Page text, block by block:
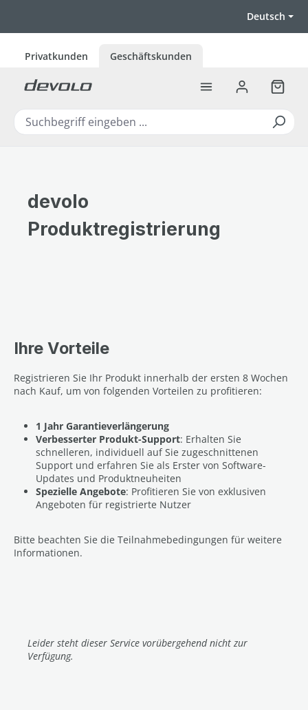
Deutsch
Privatkunden Geschäftskunden
devolo
Produktregistrierung
Ihre Vorteile
Registrieren Sie Ihr Produkt innerhalb der ersten 8 Wochen
nach Kauf, um von folgenden Vorteilen zu profitieren:
1 Jahr Garantieverlängerung
Verbesserter Produkt-Support: Erhalten Sie
schnelleren, individuell auf Sie zugeschnittenen
Support und erfahren Sie als Erster von Software-
Updates und Produktneuheiten
Spezielle Angebote: Profitieren Sie von exklusiven
Angeboten für registrierte Nutzer
Bitte beachten Sie die Teilnahmebedingungen für weitere
Informationen.
Leider steht dieser Service vorübergehend nicht zur
Verfügung.